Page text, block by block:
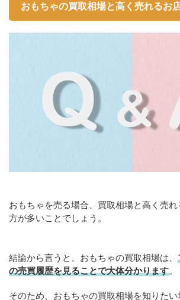
おもちゃの買取相場と高く売れるお
おもちゃを売る場合、買取相場と高く売
方が多いことでしょう。
結論から言うと、おもちゃの買取相場は、
の売買履歴を見ることで大体分かります。
そのため、おもちゃの買取相場を知りた